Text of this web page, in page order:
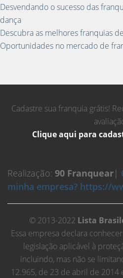
Desvendando o sucesso das
dança
Descubra as melhores franquias
Oportunidades no mercado de
Cadastre sua franquia grátis!
Clique aqui para
Realização: 90 Franquear|
minha empresa? https://
© 2013-2022 Lista
Essa empresa declara
legislação aplicável à
incluindo, mas não se
12.965, de 23 de abril de 2014